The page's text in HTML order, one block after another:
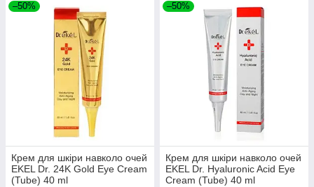
–50%
Крем для шкіри навколо очей
EKEL Dr. 24K Gold Eye Cream
(Tube) 40 ml
–50%
Крем для шкіри навколо очей
EKEL Dr. Hyaluronic Acid Eye
Cream (Tube) 40 ml